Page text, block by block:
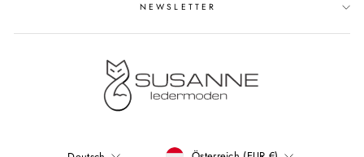
NEWSLETTER